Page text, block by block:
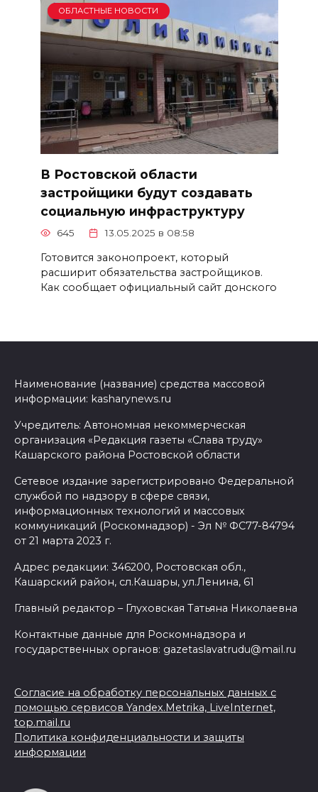
ОБЛАСТНЫЕ НОВОСТИ
В Ростовской области
застройщики будут создавать
социальную инфраструктуру
645 13.05.2025 в 08:58
Готовится законопроект, который
расширит обязательства застройщиков.
Как сообщает официальный сайт донского
Наименование (название) средства массовой
информации: kasharynews.ru
Учредитель: Автономная некоммерческая
организация «Редакция газеты «Слава труду»
Кашарского района Ростовской области
Сетевое издание зарегистрировано Федеральной
службой по надзору в сфере связи,
информационных технологий и массовых
коммуникаций (Роскомнадзор) - Эл № ФС77-84794
от 21 марта 2023 г.
Адрес редакции: 346200, Ростовская обл.,
Кашарский район, сл.Кашары, ул.Ленина, 61
Главный редактор – Глуховская Татьяна Николаевна
Контактные данные для Роскомнадзора и
государственных органов: gazetaslavatrudu@mail.ru
Согласие на обработку персональных данных с
помощью сервисов Yandex.Metrika, LiveInternet,
top.mail.ru
Политика конфиденциальности и защиты
информации